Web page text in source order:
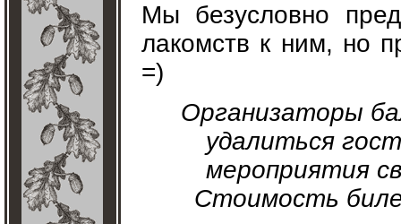
Мы безусловно
лакомств к ним, но
=)
Организаторы
удалиться
мероприятия
Стоимость